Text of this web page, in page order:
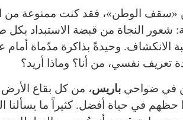
«سقف الوطن»، فقد كنت ممنوعة من
شعور النجاة من قبضة الاستبداد
الانكشاف. وحيدةً بذاكرة مدّماة
تعريف نفسي، من أنا؟ وماذا أريد؟
في ضواحي باريس، من كل بقاع
حظهم في حياة أفضل. كثيراً ما يسألنا